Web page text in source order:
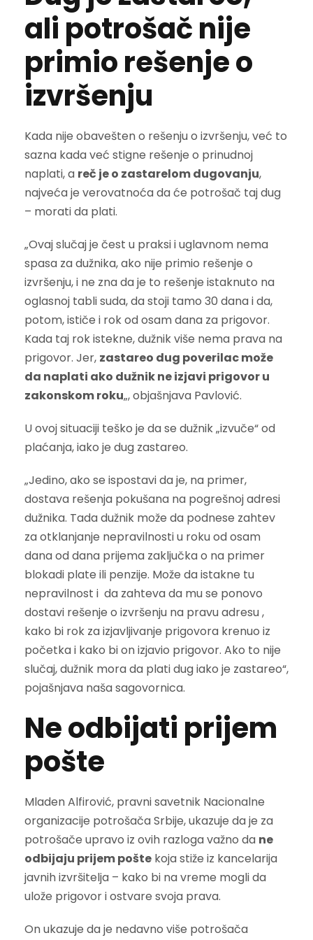
ali potrošač nije
primio rešenje o
izvršenju
Kada nije obavešten o rešenju o izvršenju, već to
sazna kada već stigne rešenje o prinudnoj
naplati, a reč je o zastarelom dugovanju,
najveća je verovatnoća da će potrošač taj dug
– morati da plati.
„Ovaj slučaj je čest u praksi i uglavnom nema
spasa za dužnika, ako nije primio rešenje o
izvršenju, i ne zna da je to rešenje istaknuto na
oglasnoj tabli suda, da stoji tamo 30 dana i da,
potom, ističe i rok od osam dana za prigovor.
Kada taj rok istekne, dužnik više nema prava na
prigovor. Jer, zastareo dug poverilac može
da naplati ako dužnik ne izjavi prigovor u
zakonskom roku„, objašnjava Pavlović.
U ovoj situaciji teško je da se dužnik „izvuče“ od
plaćanja, iako je dug zastareo.
„Jedino, ako se ispostavi da je, na primer,
dostava rešenja pokušana na pogrešnoj adresi
dužnika. Tada dužnik može da podnese zahtev
za otklanjanje nepravilnosti u roku od osam
dana od dana prijema zaključka o na primer
blokadi plate ili penzije. Može da istakne tu
nepravilnost i da zahteva da mu se ponovo
dostavi rešenje o izvršenju na pravu adresu ,
kako bi rok za izjavljivanje prigovora krenuo iz
početka i kako bi on izjavio prigovor. Ako to nije
slučaj, dužnik mora da plati dug iako je zastareo“,
pojašnjava naša sagovornica.
Ne odbijati prijem
pošte
Mladen Alfirović, pravni savetnik Nacionalne
organizacije potrošača Srbije, ukazuje da je za
potrošače upravo iz ovih razloga važno da ne
odbijaju prijem pošte koja stiže iz kancelarija
javnih izvršitelja – kako bi na vreme mogli da
ulože prigovor i ostvare svoja prava.
On ukazuje da je nedavno više potrošača